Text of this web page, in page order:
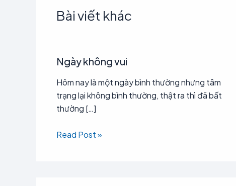
Bài viết khác
Ngày không vui
Hôm nay là một ngày bình thường nhưng tâm
trạng lại không bình thường, thật ra thì đã bất
thường […]
Read Post »